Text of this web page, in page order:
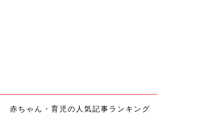
赤ちゃん・育児の人気記事ランキング